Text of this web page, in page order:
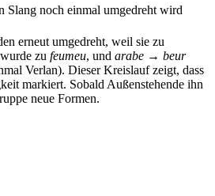
Slang noch einmal umgedreht wird
erneut umgedreht, weil sie zu
zu feumeu, und arabe → beur
Verlan). Dieser Kreislauf zeigt, dass
markiert. Sobald Außenstehende ihn
neue Formen.